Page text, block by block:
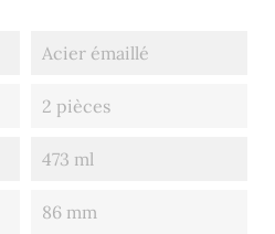
Acier émaillé
2 pièces
473 ml
86 mm